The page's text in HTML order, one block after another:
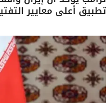
تطبيق أعلى معايير